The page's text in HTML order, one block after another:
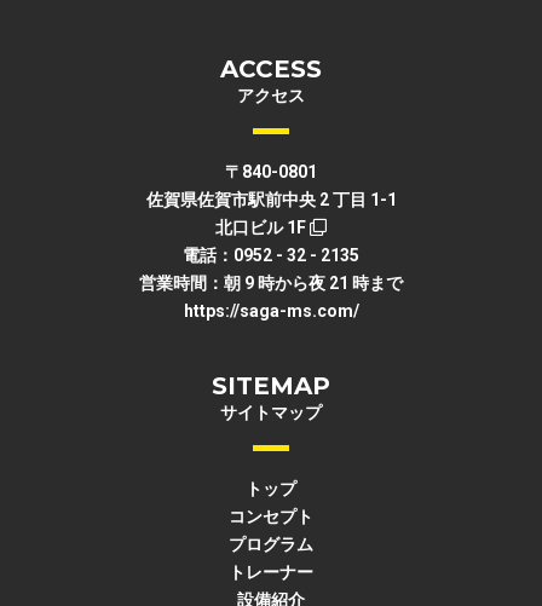
ACCESS
アクセス
〒840-0801
佐賀県佐賀市駅前中央 2 丁目 1-1
北口ビル 1F
電話：0952 - 32 - 2135
営業時間：朝 9 時から夜 21 時まで
https://saga-ms.com/
SITEMAP
サイトマップ
トップ
コンセプト
プログラム
トレーナー
設備紹介